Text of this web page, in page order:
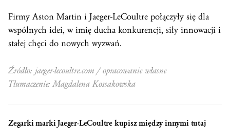
Firmy Aston Martin i Jaeger-LeCoultre połączyły się dla
wspólnych idei, w imię ducha konkurencji, siły innowacji i
stałej chęci do nowych wyzwań.
Źródło: jaeger-lecoultre.com / opracowanie własne
Tłumaczenie: Magdalena Kossakowska
Zegarki marki Jaeger-LeCoultre kupisz między innymi tutaj